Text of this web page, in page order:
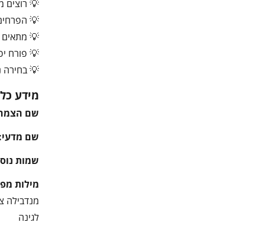
💡 רוצים
💡
💡 מתאים
💡 פורח
💡 בחירה
מידע
שם
שם
שמות
מילות
לגינה